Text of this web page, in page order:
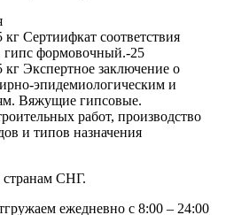
Сертиифкат соответствия
формовочный.-25
Экспертное заключение о
эпидемиологическим и
Вяжущие гипсовые.
работ, производство
и типов назначения
странам СНГ.
ежедневно с 8:00 – 24:00